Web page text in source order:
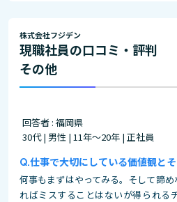
株式会社フジデン
現職社員の口コミ・評判
その他
回答者 : 福岡県
30代 | 男性 | 11年～20年 | 正社員
仕事で大切にしている価値観と
何事もまずはやってみる。そして諦
ればミスすることはないが得られる